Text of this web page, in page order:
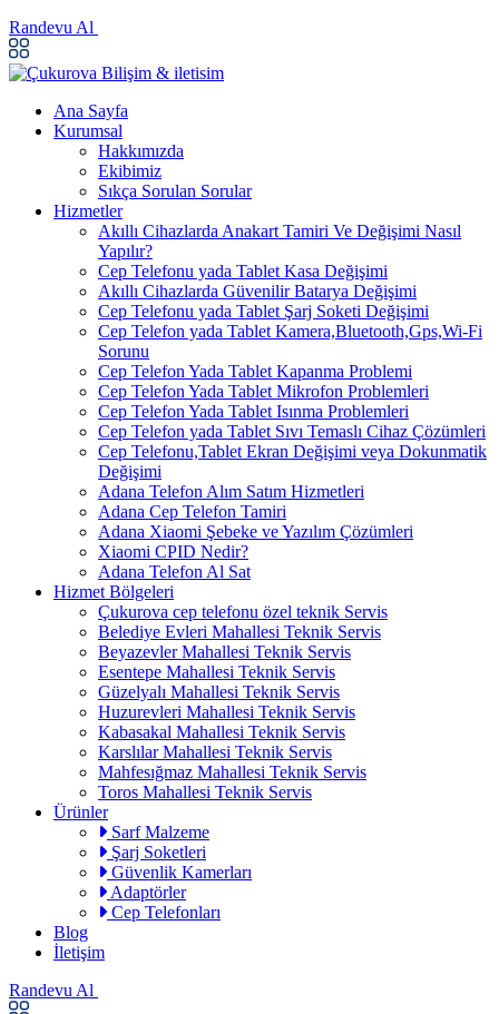
Randevu Al
Ana Sayfa
Kurumsal
Hakkımızda
Ekibimiz
Sıkça Sorulan Sorular
Hizmetler
Akıllı Cihazlarda Anakart Tamiri Ve Değişimi Nasıl
Yapılır?
Cep Telefonu yada Tablet Kasa Değişimi
Akıllı Cihazlarda Güvenilir Batarya Değişimi
Cep Telefonu yada Tablet Şarj Soketi Değişimi
Cep Telefon yada Tablet Kamera,Bluetooth,Gps,Wi-Fi
Sorunu
Cep Telefon Yada Tablet Kapanma Problemi
Cep Telefon Yada Tablet Mikrofon Problemleri
Cep Telefon Yada Tablet Isınma Problemleri
Cep Telefon yada Tablet Sıvı Temaslı Cihaz Çözümleri
Cep Telefonu,Tablet Ekran Değişimi veya Dokunmatik
Değişimi
Adana Telefon Alım Satım Hizmetleri
Adana Cep Telefon Tamiri
Adana Xiaomi Şebeke ve Yazılım Çözümleri
Xiaomi CPID Nedir?
Adana Telefon Al Sat
Hizmet Bölgeleri
Çukurova cep telefonu özel teknik Servis
Belediye Evleri Mahallesi Teknik Servis
Beyazevler Mahallesi Teknik Servis
Esentepe Mahallesi Teknik Servis
Güzelyalı Mahallesi Teknik Servis
Huzurevleri Mahallesi Teknik Servis
Kabasakal Mahallesi Teknik Servis
Karslılar Mahallesi Teknik Servis
Mahfesığmaz Mahallesi Teknik Servis
Toros Mahallesi Teknik Servis
Ürünler
Sarf Malzeme
Şarj Soketleri
Güvenlik Kamerları
Adaptörler
Cep Telefonları
Blog
İletişim
Randevu Al